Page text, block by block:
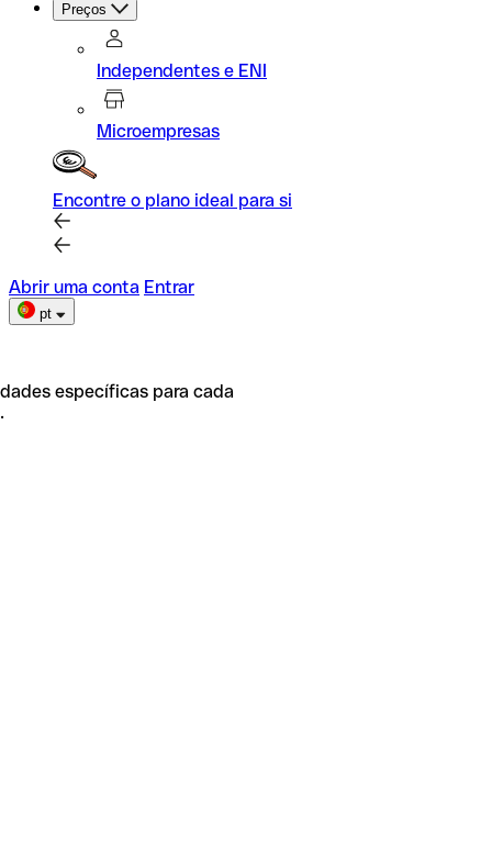
Preços
Independentes e ENI
Microempresas
Encontre o plano ideal para si
Abrir uma conta Entrar
pt
específicas para cada